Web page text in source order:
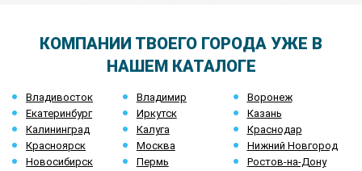
КОМПАНИИ ТВОЕГО ГОРОДА УЖЕ В
НАШЕМ КАТАЛОГЕ
Владивосток Владимир
Воронеж
Екатеринбург
Иркутск
Казань
Калининград
Калуга
Краснодар
Красноярск
Москва
Нижний Новгород
Новосибирск
Пермь
Ростов-на-Дону